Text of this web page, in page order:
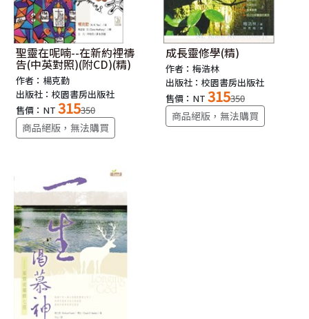
聖靈在呢喃--在新約裡禱
告(中英對照)(附CD)(精)
作者：楊克勤
出版社：校園書房出版社
售價：NT 315350
商品絕版，無法購買
成長靈修學(精)
作者：梅浩林
出版社：校園書房出版社
售價：NT 315350
商品絕版，無法購買